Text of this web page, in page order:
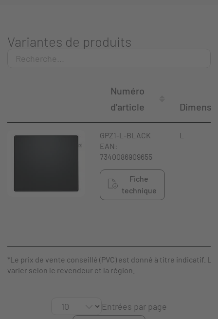
Variantes de produits
Numéro
d'article
GPZ1-L-BLACK
EAN:
7340086909655
Fiche
technique
L
*Le prix de vente conseillé (PVC) est donné à titre indicatif.
varier selon le revendeur et la région.
Entrées par page